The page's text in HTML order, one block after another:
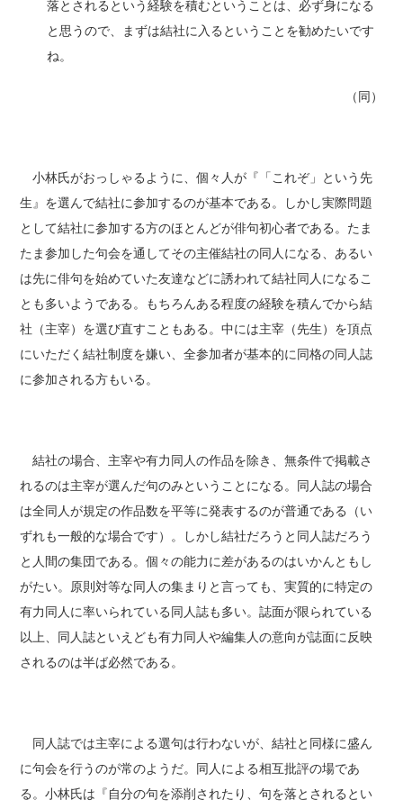
落とされるという経験を積むということは、必ず身になる
と思うので、まずは結社に入るということを勧めたいです
ね。
（同）
小林氏がおっしゃるように、個々人が『「これぞ」という先
生』を選んで結社に参加するのが基本である。しかし実際問題
として結社に参加する方のほとんどが俳句初心者である。たま
たま参加した句会を通してその主催結社の同人になる、あるい
は先に俳句を始めていた友達などに誘われて結社同人になるこ
とも多いようである。もちろんある程度の経験を積んでから結
社（主宰）を選び直すこともある。中には主宰（先生）を頂点
にいただく結社制度を嫌い、全参加者が基本的に同格の同人誌
に参加される方もいる。
結社の場合、主宰や有力同人の作品を除き、無条件で掲載さ
れるのは主宰が選んだ句のみということになる。同人誌の場合
は全同人が規定の作品数を平等に発表するのが普通である（い
ずれも一般的な場合です）。しかし結社だろうと同人誌だろう
と人間の集団である。個々の能力に差があるのはいかんともし
がたい。原則対等な同人の集まりと言っても、実質的に特定の
有力同人に率いられている同人誌も多い。誌面が限られている
以上、同人誌といえども有力同人や編集人の意向が誌面に反映
されるのは半ば必然である。
同人誌では主宰による選句は行わないが、結社と同様に盛ん
に句会を行うのが常のようだ。同人による相互批評の場であ
る。小林氏は『自分の句を添削されたり、句を落とされるとい